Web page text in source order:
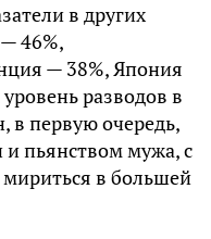
в других
46%,
— 38%, Япония
разводов в
в первую очередь,
пьянством мужа, с
в большей